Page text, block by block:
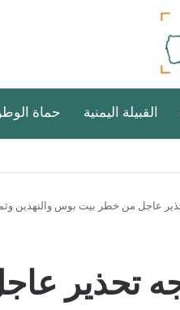
القبيلة اليمنية حماة
عاجل من خطر بيت بوس والنهدين
تحذير